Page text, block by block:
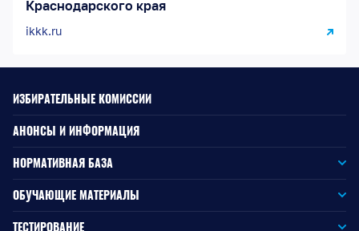
Краснодарского края
ikkk.ru
ИЗБИРАТЕЛЬНЫЕ КОМИССИИ
АНОНСЫ И ИНФОРМАЦИЯ
НОРМАТИВНАЯ БАЗА
Законодательство РФ
Законодательство КК
ОБУЧАЮЩИЕ МАТЕРИАЛЫ
Для окружной избирательной комиссии
ТЕСТИРОВАНИЕ